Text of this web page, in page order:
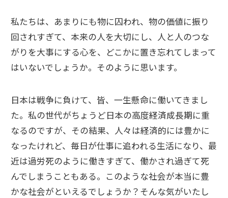
私たちは、あまりにも物に囚われ、物の価値に振り
回されすぎて、本来の人を大切にし、人と人のつな
がりを大事にする心を、どこかに置き忘れてしまって
はいないでしょうか。そのように思います。
日本は戦争に負けて、皆、一生懸命に働いてきまし
た。私の世代がちょうど日本の高度経済成長期に重
なるのですが、その結果、人々は経済的には豊かに
なったけれど、毎日が仕事に追われる生活になり、最
近は過労死のように働きすぎて、働かされ過ぎて死
んでしまうこともある。このような社会が本当に豊
かな社会がといえるでしょうか？そんな気がいたし